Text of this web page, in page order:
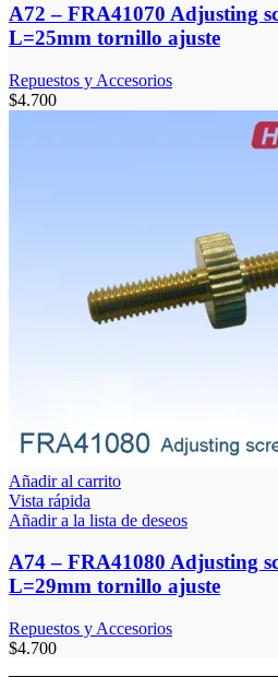
A72 – FRA41070 Adjusting
L=25mm tornillo ajuste
Repuestos y Accesorios
$4.700
Añadir al carrito
Vista rápida
Añadir a la lista de deseos
A74 – FRA41080 Adjusting
L=29mm tornillo ajuste
Repuestos y Accesorios
$4.700